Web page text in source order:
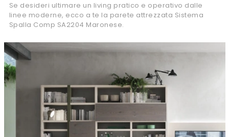
Se desideri ultimare un living pratico e operativo dalle
linee moderne, ecco a te la parete attrezzata Sistema
Spalla Comp SA2204 Maronese.